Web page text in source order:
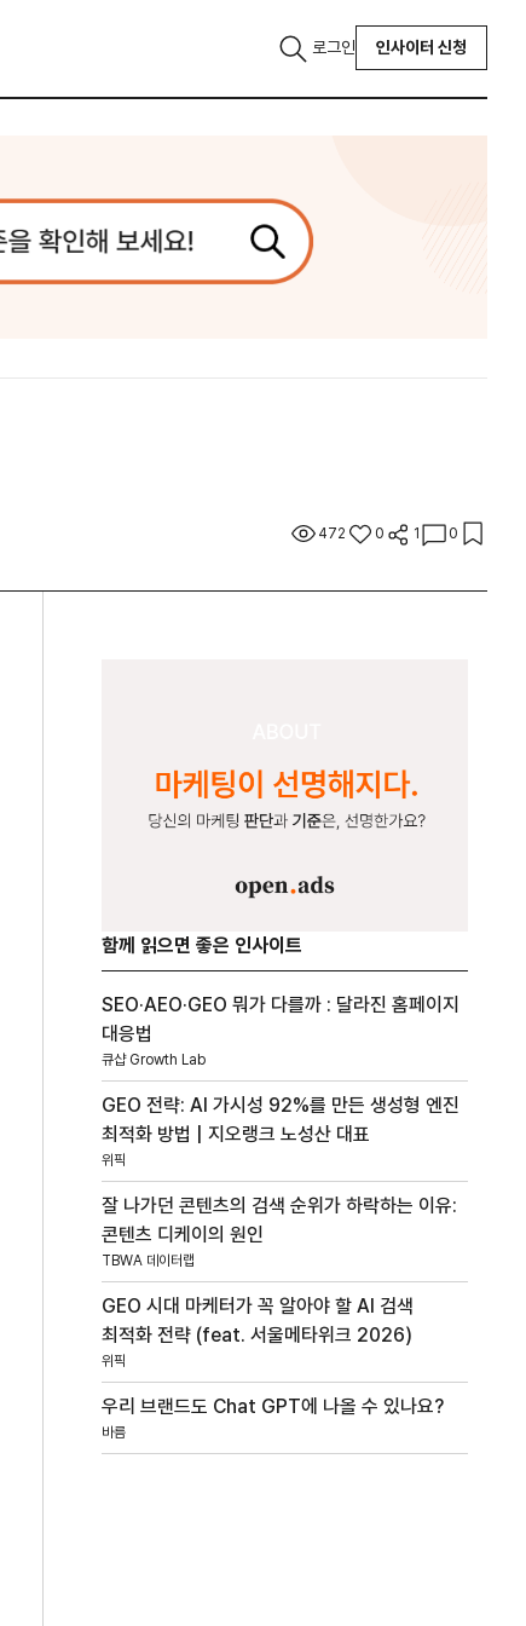
로그인 인사이터 신청
472 0 1 0
함께 읽으면 좋은 인사이트
SEO·AEO·GEO 뭐가 다를까 : 달라진 홈페이지
대응법
큐샵 Growth Lab
GEO 전략: AI 가시성 92%를 만든 생성형 엔진
최적화 방법 | 지오랭크 노성산 대표
위픽
잘 나가던 콘텐츠의 검색 순위가 하락하는 이유:
콘텐츠 디케이의 원인
TBWA 데이터랩
GEO 시대 마케터가 꼭 알아야 할 AI 검색
최적화 전략 (feat. 서울메타위크 2026)
위픽
우리 브랜드도 Chat GPT에 나올 수 있나요?
바름